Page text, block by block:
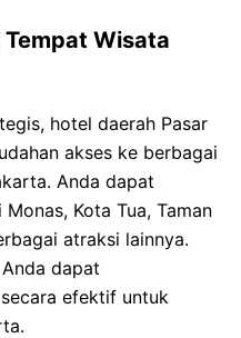
Wisata
hotel daerah Pasar
akses ke berbagai
Anda dapat
Kota Tua, Taman
atraksi lainnya.
dapat
efektif untuk